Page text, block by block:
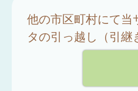
他の市区町村にて当
タの引っ越し（引